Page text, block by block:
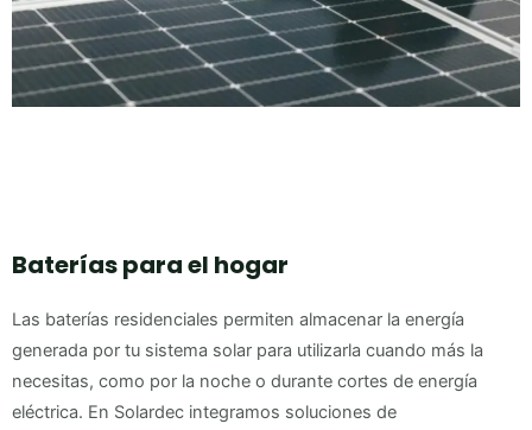
Baterías para el hogar
Las baterías residenciales permiten almacenar la energía
generada por tu sistema solar para utilizarla cuando más la
necesitas, como por la noche o durante cortes de energía
eléctrica. En Solardec integramos soluciones de